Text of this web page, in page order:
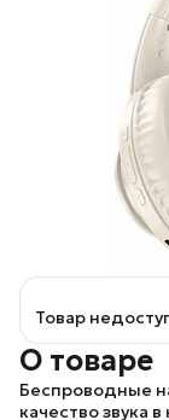
Товар
О товаре
Беспроводные
качество звука